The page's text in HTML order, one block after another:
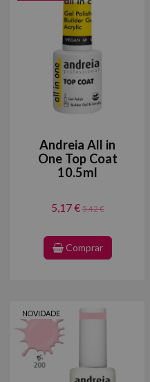
Andreia All in
One Top Coat
10.5ml
5,17 €5,42 €
Comprar
NOVIDADE